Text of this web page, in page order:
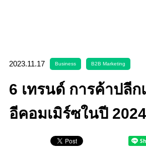
2023.11.17 Business B2B Marketing
6 เทรนด์ การค้าปลีก
อีคอมเมิร์ซในปี 2024